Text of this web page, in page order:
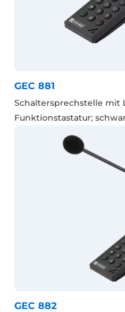
GEC 881
Schaltersprechstelle mit
Funktionstastatur;
GEC 882